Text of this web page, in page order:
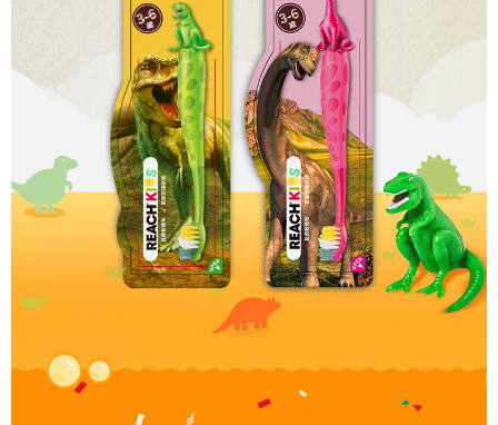
２．關於個人資料處理事宜，請瀏覽以下網址：
https://aftee.tw/terms/#terms3
３．未成年的使用者請事先徵得法定代理人或監護人之同意方可使用
「AFTEE先享後付」，若未經同意申辦者引起之損失，本公司不負相關責
任。
４．使用「AFTEE先享後付」時，將依據個別帳號之用戶狀況，依本公司即
時審查核予不同之上限額度；若仍有額度不足之情形，本公司將視審查結果
請求用戶進行身份認證。
５．嚴禁一人註冊多個帳號或使用他人資訊註冊。若發現惡意使用之情形，
恩沛科技股份有限公司將有權停止該用戶之使用額度並採取法律行動。